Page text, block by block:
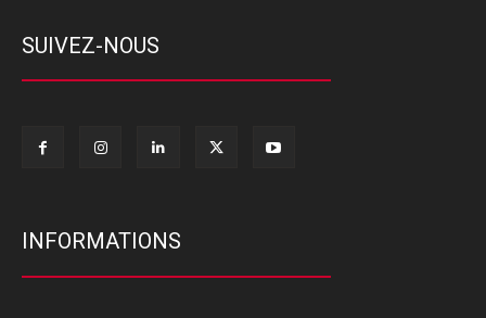
SUIVEZ-NOUS
INFORMATIONS